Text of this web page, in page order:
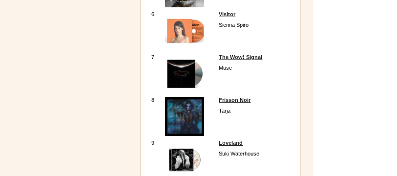
6
Visitor
Sienna Spiro
7
The Wow! Signal
Muse
8
Frisson Noir
Tarja
9
Loveland
Suki Waterhouse